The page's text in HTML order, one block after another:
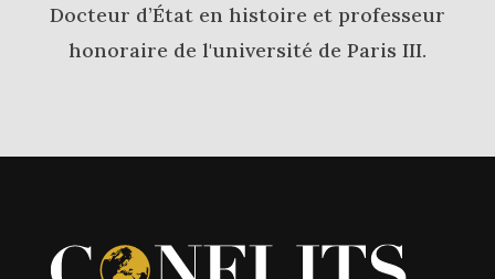
Docteur d’État en histoire et professeur
honoraire de l'université de Paris III.